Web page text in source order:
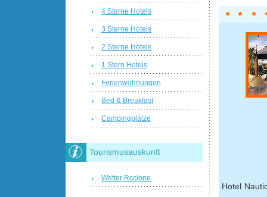
Hotel
4 Sterne Hotels
3 Sterne Hotels
2 Sterne Hotels
1 Stern Hotels
Ferienwohnungen
Bed & Breakfast
Campingplätze
Tourismusauskunft
Wetter Rccione